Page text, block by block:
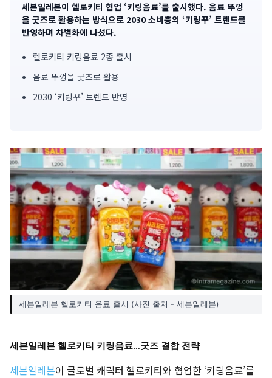
기
사
핵
심
세븐일레븐이 헬로키티 협업 ‘키링음료’를 출시했다. 음료 뚜껑
을 굿즈로 활용하는 방식으로 2030 소비층의 ‘키링꾸’ 트렌드를
반영하며 차별화에 나섰다.
헬로키티 키링음료 2종 출시
음료 뚜껑을 굿즈로 활용
2030 ‘키링꾸’ 트렌드 반영
세븐일레븐 헬로키티 음료 출시 (사진 출처 - 세븐일레븐)
세븐일레븐 헬로키티 키링음료…굿즈 결합 전략
세븐일레븐이 글로벌 캐릭터 헬로키티와 협업한 ‘키링음료’를